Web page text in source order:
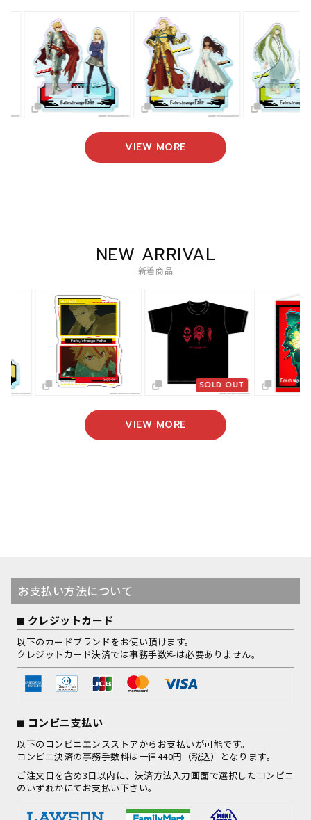
VIEW MORE
NEW ARRIVAL
新着商品
SOLD OUT
VIEW MORE
お支払い方法について
クレジットカード
以下のカードブランドをお使い頂けます。
クレジットカード決済では事務手数料は必要ありません。
コンビニ支払い
以下のコンビニエンスストアからお支払いが可能です。
コンビニ決済の事務手数料は一律440円（税込）となります。
ご注文日を含め3日以内に、決済方法入力画面で選択したコンビニ
のいずれかにてお支払い下さい。